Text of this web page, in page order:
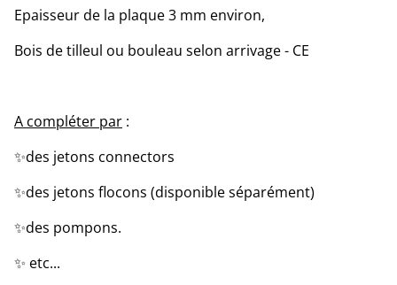
Epaisseur de la plaque 3 mm environ,
Bois de tilleul ou bouleau selon arrivage - CE
A compléter par :
✨️des jetons connectors
✨️des jetons flocons (disponible séparément)
✨️des pompons.
✨️ etc...